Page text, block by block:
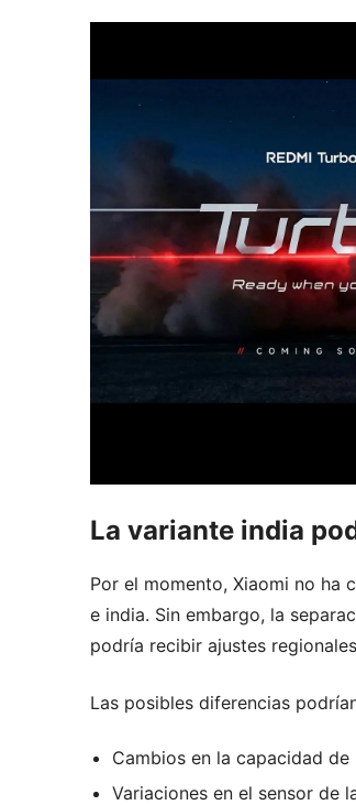
La variante india
Por el momento, Xiaomi no ha
e india. Sin embargo, la
podría recibir ajustes
Las posibles diferencias
Cambios en la capacidad de
Variaciones en el sensor de